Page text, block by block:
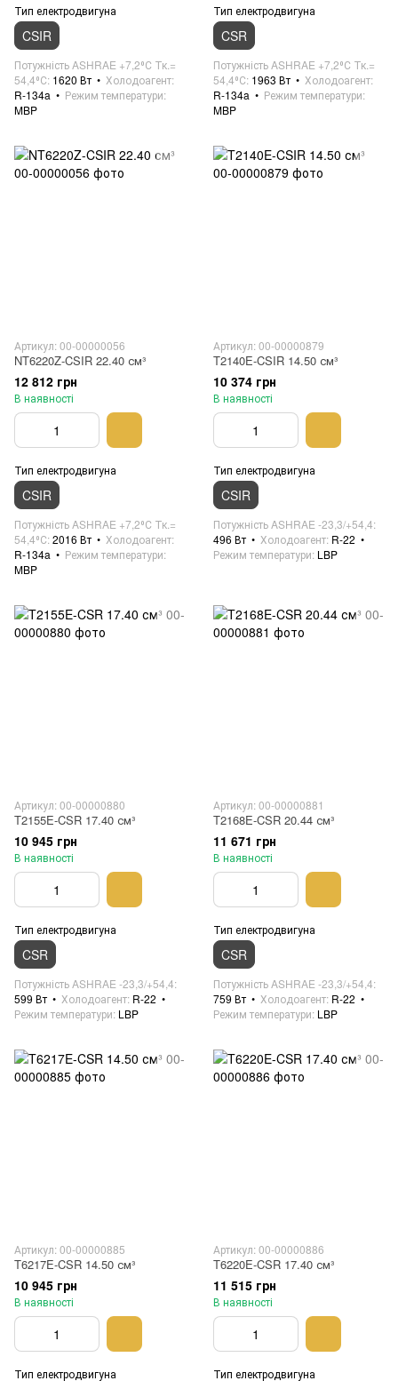
Тип електродвигуна
CSIR
Потужність ASHRAE +7,2⁰С Тк.=
54,4⁰С 1620 Вт
Холодоагент
R-134a
Режим температури
MBP
Тип електродвигуна
CSR
Потужність ASHRAE +7,2⁰С Тк.=
54,4⁰С 1963 Вт
Холодоагент
R-134a
Режим температури
MBP
Артикул: 00-00000056
NT6220Z-CSIR 22.40 см³
12 812 грн
В наявності
Тип електродвигуна
CSIR
Потужність ASHRAE +7,2⁰С Тк.=
54,4⁰С 2016 Вт
Холодоагент
R-134a
Режим температури
MBP
Артикул: 00-00000879
T2140E-CSIR 14.50 см³
10 374 грн
В наявності
Тип електродвигуна
CSIR
Потужність ASHRAE -23,3/+54,4
496 Вт
Холодоагент R-22
Режим температури LBP
Артикул: 00-00000880
T2155E-CSR 17.40 см³
10 945 грн
В наявності
Тип електродвигуна
CSR
Потужність ASHRAE -23,3/+54,4
599 Вт
Холодоагент R-22
Режим температури LBP
Артикул: 00-00000881
T2168E-CSR 20.44 см³
11 671 грн
В наявності
Тип електродвигуна
CSR
Потужність ASHRAE -23,3/+54,4
759 Вт
Холодоагент R-22
Режим температури LBP
Артикул: 00-00000885
T6217E-CSR 14.50 см³
10 945 грн
В наявності
Тип електродвигуна
Артикул: 00-00000886
T6220E-CSR 17.40 см³
11 515 грн
В наявності
Тип електродвигуна